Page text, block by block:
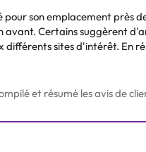
son emplacement
avant. Certains suggèrent
sites d'intérêt. En
et résumé les avis de